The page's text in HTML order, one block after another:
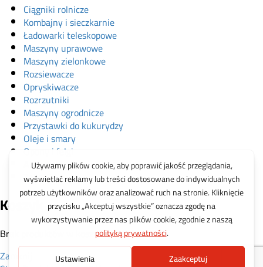
Ciągniki rolnicze
Kombajny i sieczkarnie
Ładowarki teleskopowe
Maszyny uprawowe
Maszyny zielonkowe
Rozsiewacze
Opryskiwacze
Rozrzutniki
Maszyny ogrodnicze
Przystawki do kukurydzy
Oleje i smary
Opony i felgi
Akcesoria
Zabawki
Koszyk
Brak produktów w koszyku.
Zamknij